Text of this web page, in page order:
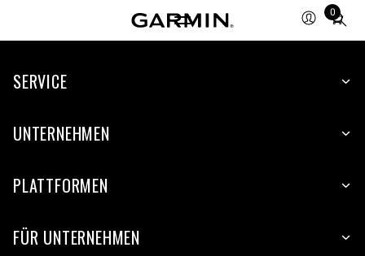
0
Total
items
cart:
SERVICE
UNTERNEHMEN
PLATTFORMEN
FÜR UNTERNEHMEN